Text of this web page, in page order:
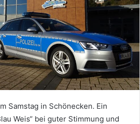
Samstag in Schönecken. Ein
Weis“ bei guter Stimmung und